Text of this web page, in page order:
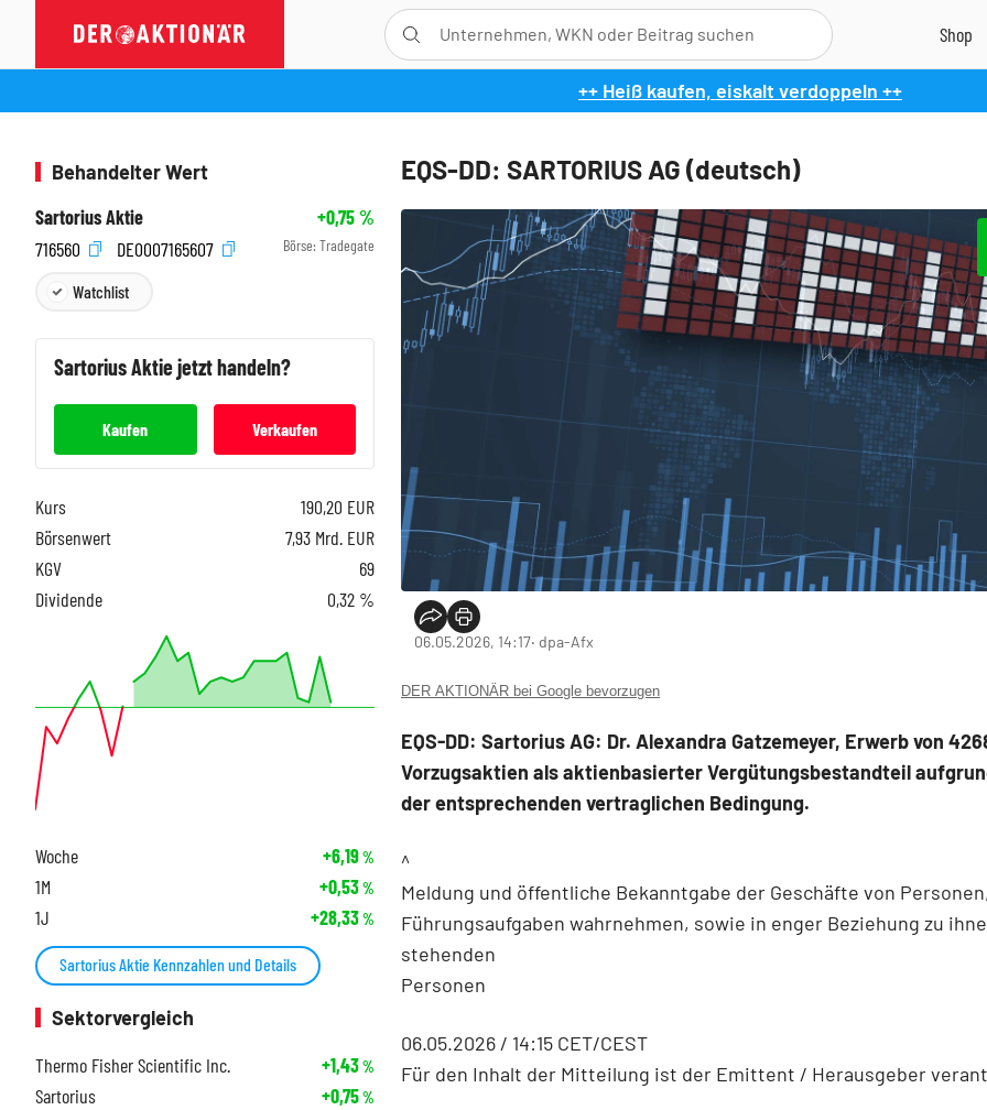
++ Heiß kaufen, eiskalt verdoppeln ++
EQS-DD: SARTORIUS AG (deutsch)
06.05.2026, 14:17‧ dpa-Afx
DER AKTIONÄR bei Google bevorzugen
EQS-DD: Sartorius AG: Dr. Alexandra Gatzemeyer, Erwerb von
Vorzugsaktien als aktienbasierter Vergütungsbestandteil
der entsprechenden vertraglichen Bedingung.
^
Meldung und öffentliche Bekanntgabe der Geschäfte von
Führungsaufgaben wahrnehmen, sowie in enger Beziehung zu
stehenden
Personen
06.05.2026 / 14:15 CET/CEST
Für den Inhalt der Mitteilung ist der Emittent / Herausgeber
Behandelter Wert
Sartorius Aktie
+0,75%
716560
DE0007165607 Börse: Tradegate
Watchlist
SartoriusAktie jetzt handeln?
Kaufen Verkaufen
Kurs 190,20 EUR
Börsenwert
7,93 Mrd. EUR
KGV
69
Dividende
0,32 %
Woche +6,19%
1M +0,53%
1J +28,33%
Sartorius Aktie Kennzahlen und Details
Sektorvergleich
Thermo Fisher Scientific Inc.
+1,43%
Sartorius +0,75%